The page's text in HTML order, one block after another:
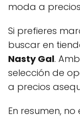
moda a
Si prefieres
buscar en
Nasty Gal.
selección de
a precios
En resumen,